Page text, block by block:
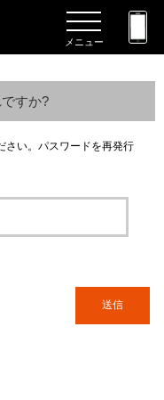
メニュー
すか?
さい。パスワードを再発行